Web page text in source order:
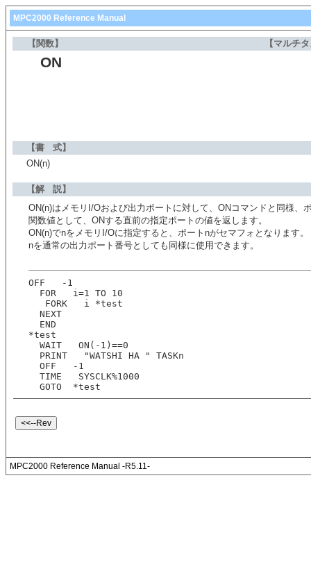
MPC2000 Reference Manual
【関数】 【マルチ
ON
【書 式】
ON(n)
【解 説】
ON(n)はメモリI/Oおよび出力ポートに対して、ONコマンドと同様、
関数値として、ONする直前の指定ポートの値を返します。
ON(n)でnをメモリI/Oに指定すると、ポートnがセマフォとなります。
nを通常の出力ポート番号としても同様に使用できます。
OFF   -1
  FOR   i=1 TO 10
   FORK   i *test
  NEXT
  END
*test
  WAIT   ON(-1)==0
  PRINT   "WATSHI HA " TASKn
  OFF   -1
  TIME   SYSCLK%1000
  GOTO  *test
MPC2000 Reference Manual -R5.11-